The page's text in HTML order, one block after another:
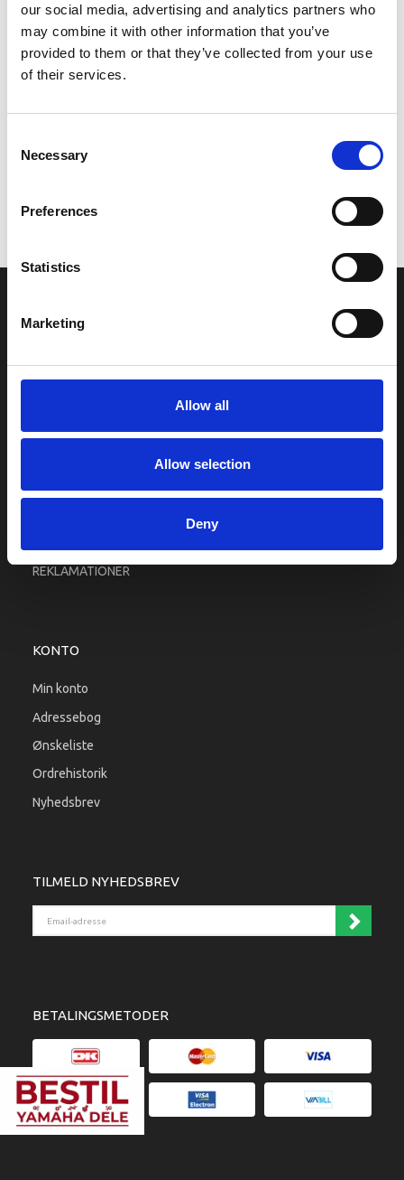
our social media, advertising and analytics partners who
may combine it with other information that you’ve
provided to them or that they’ve collected from your use
of their services.
Selection
Necessary
Preferences
Statistics
Marketing
Allow all
Allow selection
Deny
899,13 DKK
Læg i kurv
Vi oplever i øjeblikket store og hyppige prisændringer i markedet.
Derfor kan der i enkelte tilfælde være produkter, som ikke kan
INFORMATIONER
Fragt og levering
Betingelser & Vilkår
Købsgaranti
REKLAMATIONER
KONTO
Min konto
Adressebog
Ønskeliste
Ordrehistorik
Nyhedsbrev
TILMELD NYHEDSBREV
BETALINGSMETODER